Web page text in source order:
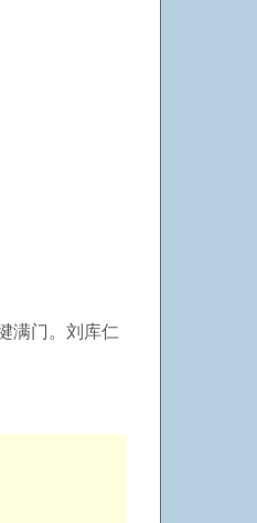
满门。刘库仁